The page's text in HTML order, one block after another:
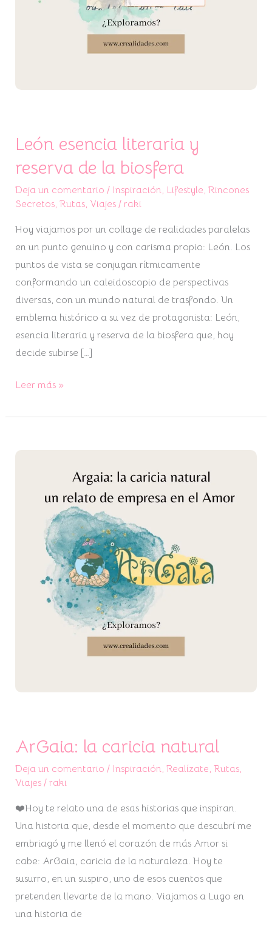
León esencia literaria y
reserva de la biosfera
Deja un comentario / Inspiración, Lifestyle, Rincones
Secretos, Rutas, Viajes/ raki
Hoy viajamos por un collage de realidades paralelas
en un punto genuino y con carisma propio: León. Los
puntos de vista se conjugan rítmicamente
conformando un caleidoscopio de perspectivas
diversas, con un mundo natural de trasfondo. Un
emblema histórico a su vez de protagonista: León,
esencia literaria y reserva de la biosfera que, hoy
decide subirse […]
Leer más »
ArGaia: la caricia natural
Deja un comentario / Inspiración, Realízate, Rutas,
Viajes/ raki
❤️Hoy te relato una de esas historias que inspiran.
Una historia que, desde el momento que descubrí me
embriagó y me llenó el corazón de más Amor si
cabe: ArGaia, caricia de la naturaleza. Hoy te
susurro, en un suspiro, uno de esos cuentos que
pretenden llevarte de la mano. Viajamos a Lugo en
una historia de
la